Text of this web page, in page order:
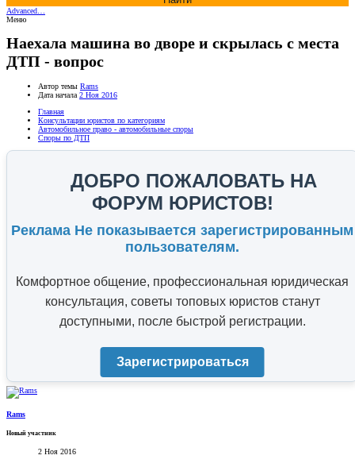
Advanced…
Меню
Наехала машина во дворе и скрылась с места
ДТП - вопрос
Автор темы Rams
Дата начала 2 Ноя 2016
Главная
Консультации юристов по категориям
Автомобильное право - автомобильные споры
Споры по ДТП
ДОБРО ПОЖАЛОВАТЬ НА
ФОРУМ ЮРИСТОВ!
Реклама Не показывается зарегистрированным
пользователям.
Комфортное общение, профессиональная юридическая
консультация, советы топовых юристов станут
доступными, после быстрой регистрации.
Зарегистрироваться
Rams
Новый участник
2 Ноя 2016